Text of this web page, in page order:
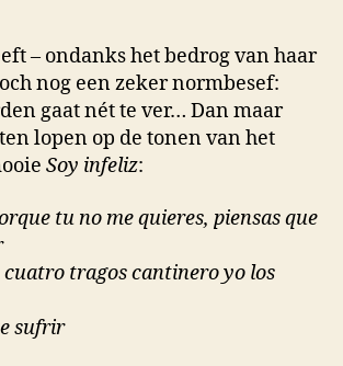
– ondanks het bedrog van haar
nog een zeker normbesef:
gaat nét te ver… Dan maar
lopen op de tonen van het
Soy infeliz:
tu no me quieres, piensas que
cuatro tragos cantinero yo los
sufrir